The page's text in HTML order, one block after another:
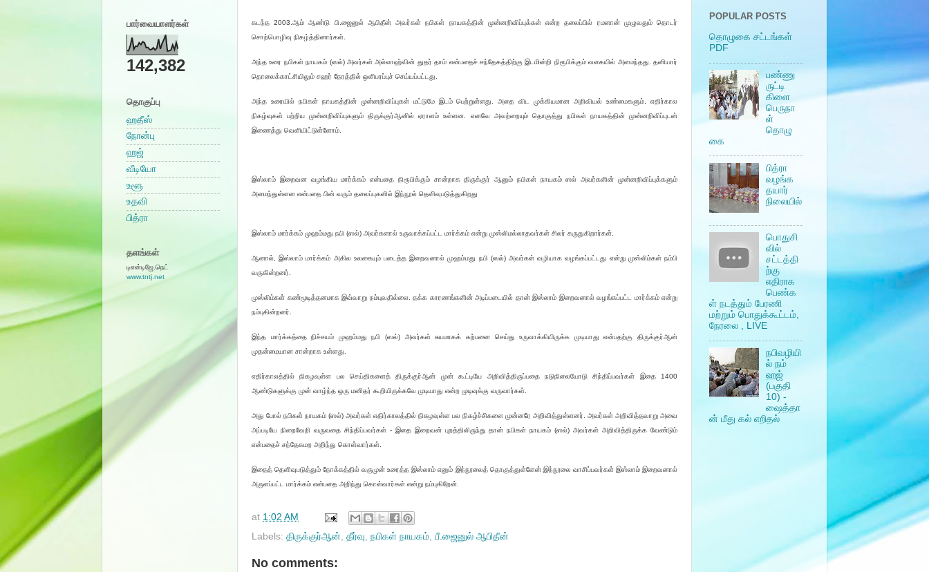
கடந்த 2003.ஆம் ஆண்டு பி.ஜைனுல் ஆபிதீன் அவர்கள் நபிகள் நாயகத்தின் முன்னறிவிப்புக்கள் என்ற தலைப்பில் ரமளான் முழுவதும் தொடர்
சொற்பொழிவு நிகழ்த்தினார்கள்.
அந்த உரை நபிகள் நாயகம் (ஸல்) அவர்கள் அல்லாஹ்வின் துதர் தாம் என்பதைச் சந்தேகத்திற்கு இடமின்றி நிரூபிக்கும் வகையில் அமைந்தது. தனியார்
தொலைக்காட்சியிலும் சஹர் நேரத்தில் ஒளிபரப்புச் செய்யப்பட்டது.
அந்த உரையில் நபிகள் நாயகத்தின் முன்னறிவிப்புகள் மட்டுமே இடம் பெற்றுள்ளது. அதை விட முக்கியமான அறிவியல் உண்மைகளும், எதிர்கால
நிகழ்வுகள் பற்றிய முன்னறிவிப்புகளும் திருக்குர்ஆனில் ஏராளம் உள்ளன. எனவே அவற்றையும் தொகுத்து நபிகள் நாயகத்தின் முன்னறிவிப்புடன்
இணைத்து வெளியிட்டுள்ளோம்.
இஸ்லாம் இறைவன வழங்கிய மார்க்கம் என்பதை நிரூபிக்கும் சான்றாக திருக்குர் ஆனும் நபிகள் நாயகம் ஸல் அவர்களின் முன்னறிவிப்புக்களும்
அமைந்துள்ளன என்பதை பின் வரும் தலைப்புகளில் இந்நூல் தெளிவுபடுத்துகிறது
இஸ்லாம் மார்க்கம் முஹம்மது நபி (ஸல்) அவர்களால் உருவாக்கப்பட்ட மார்க்கம் என்று முஸ்லிமல்லாதவர்கள் சிலர் கருதுகிறார்கள்.
ஆனால், இஸ்லாம் மார்க்கம் அகில உலகையும் படைத்த இறைவனால் முஹம்மது நபி (ஸல்) அவர்கள் வழியாக வழங்கப்பட்டது என்று முஸ்லிம்கள் நம்பி
வருகின்றனர்.
முஸ்லிம்கள் கண்மூடித்தனமாக இவ்வாறு நம்புவதில்லை. தக்க காரணங்களின் அடிப்படையில் தான் இஸ்லாம் இறைவனால் வழங்கப்பட்ட மார்க்கம் என்று
நம்புகின்றனர்.
இந்த மார்க்கத்தை நிச்சயம் முஹம்மது நபி (ஸல்) அவர்கள் சுயமாகக் கற்பனை செய்து உருவாக்கியிருக்க முடியாது என்பதற்கு திருக்குர்ஆன்
முதன்மையான சான்றாக உள்ளது.
எதிர்காலத்தில் நிகழவுள்ள பல செய்திகளைத் திருக்குர்ஆன் முன் கூட்டியே அறிவித்திருப்பதை நடுநிலையோடு சிந்திப்பவர்கள் இதை 1400
ஆண்டுகளுக்கு முன் வாழ்ந்த ஒரு மனிதர் கூறியிருக்கவே முடியாது என்ற முடிவுக்கு வருவார்கள்.
அது போல் நபிகள் நாயகம் (ஸல்) அவர்கள் எதிர்காலத்தில் நிகழவுள்ள பல நிகழ்ச்சிகளை முன்னரே அறிவித்துள்ளனர். அவர்கள் அறிவித்தவாறு அவை
அப்படியே நிறைவேறி வருவதை சிந்திப்பவர்கள் - இதை இறைவன் புறத்திலிருந்து தான் நபிகள் நாயகம் (ஸல்) அவர்கள் அறிவித்திருக்க வேண்டும்
என்பதைச் சந்தேகமற அறிந்து கொள்வார்கள்.
இதைத் தெளிவுபடுத்தும் நோக்கத்தில் வருமுன் உரைத்த இஸ்லாம் எனும் இந்நூலைத் தொகுத்துள்ளேன் இந்நூலை வாசிப்பவர்கள் இஸ்லாம் இறைவனால்
அருளப்பட்ட மார்க்கம் என்பதை அறிந்து கொள்வார்கள் என்று நம்புகிறேன்.
at 1:02 AM
Labels: திருக்குர்ஆன் தீர்வு நபிகள் நாயகம் பீ.ஜைனுல் ஆபிதீன்
No comments:
பார்வையாளர்கள்
142,382
தொகுப்பு
ஹதீஸ்
நோன்பு
ஹஜ்
வீடியோ
உளூ
உதவி
பித்ரா
தளங்கள்
டிஎன்டிஜே.நெட்
www.tntj.net
POPULAR POSTS
தொழுகை சட்டங்கள்
PDF
பண்ணு
ருட்டி
கிளை
பெருநா
ள்
தொழு
கை
பித்ரா
வழங்க
தயார்
நிலையில்
பொதுசி
வில்
சட்டத்தி
ற்கு
எதிராக
பெண்க
ள் நடத்தும் பேரணி
மற்றும் பொதுக்கூட்டம்,
நேரலை , LIVE
நபிவழியி
ல் நம்
ஹஜ்
(பகுதி
10) -
ஷைத்தா
ன் மீது கல் எறிதல்